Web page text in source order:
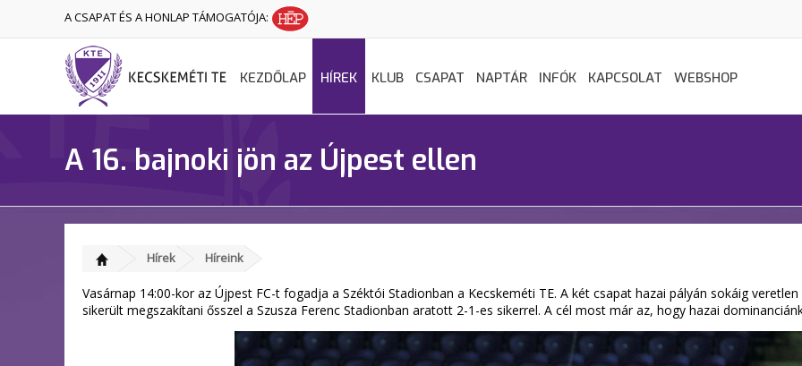
A CSAPAT ÉS A HONLAP TÁMOGATÓJA:
KEZDŐLAP HÍREK KLUB CSAPAT NAPTÁR INFÓK KAPCSOLAT WEBSHOP
A 16. bajnoki jön az Újpest ellen
Hírek Híreink
Vasárnap 14:00-kor az Újpest FC-t fogadja a Széktói Stadionban a Kecskeméti TE. A két csapat hazai pályán sokáig
sikerült megszakítani ősszel a Szusza Ferenc Stadionban aratott 2-1-es sikerrel. A cél most már az, hogy hazai